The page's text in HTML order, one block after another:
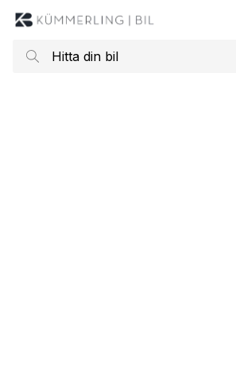
huvudinnehållet
Hitta